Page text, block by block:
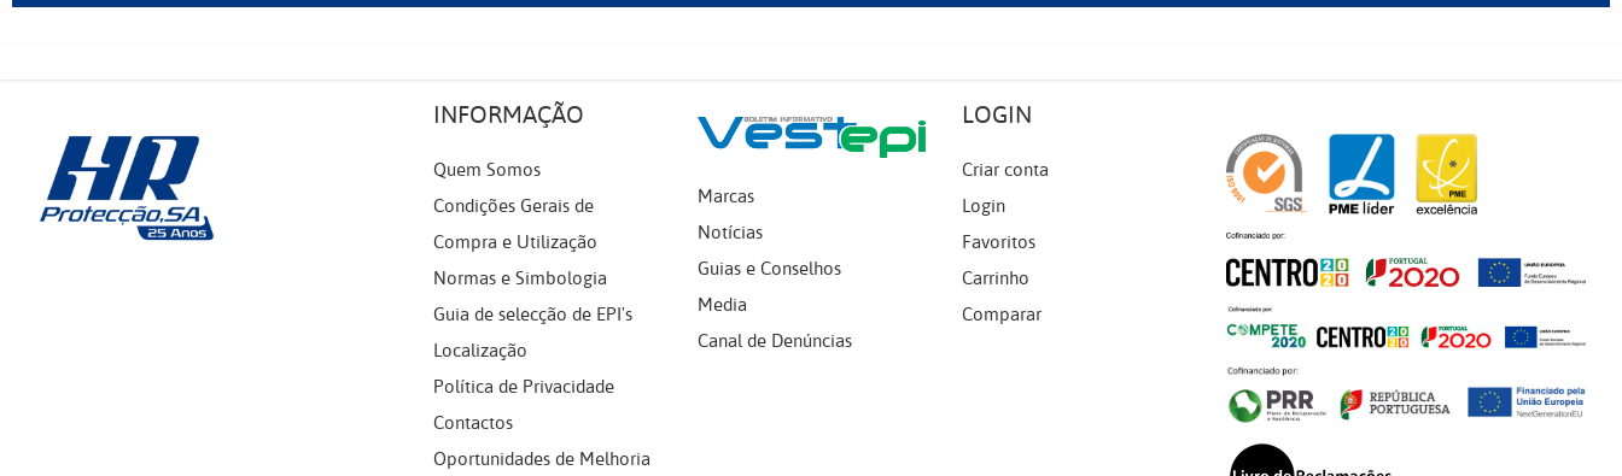
INFORMAÇÃO
Quem Somos
Condições Gerais de
Compra e Utilização
Normas e Simbologia
Guia de selecção de EPI's
Localização
Política de Privacidade
Contactos
Oportunidades de Melhoria
Marcas
Notícias
Guias e Conselhos
Media
Canal de Denúncias
LOGIN
Criar conta
Login
Favoritos
Carrinho
Comparar